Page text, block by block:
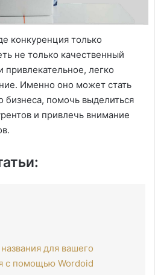
конкуренция только
не только качественный
привлекательное, легко
Именно оно может стать
бизнеса, помочь выделиться
и привлечь внимание
для вашего
с помощью Wordoid